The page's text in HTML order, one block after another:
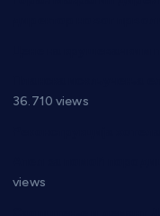
36.710 views
views